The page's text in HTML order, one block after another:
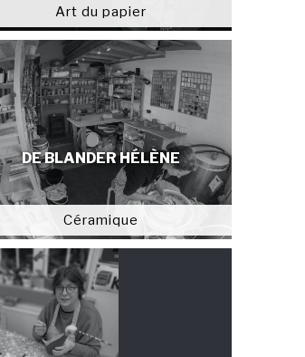
Art du papier
DE BLANDER HÉLÈNE
Céramique